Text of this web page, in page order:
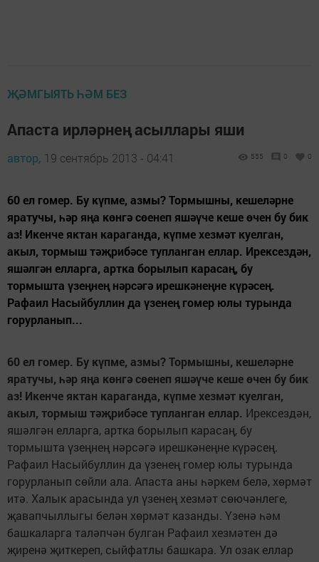
ҖӘМГЫЯТЬ ҺӘМ БЕЗ
Апаста ирләрнең асыллары яши
автор, 19 сентябрь 2013 - 04:41 555 0 0
60 ел гомер. Бу күпме, азмы? Тормышны, кешеләрне
яратучы, һәр яңа көнгә сөенеп яшәүче кеше өчен бу бик
аз! Икенче яктан караганда, күпме хезмәт куелган,
акыл, тормыш тәҗрибәсе тупланган еллар. Ирексездән,
яшәлгән елларга, артка борылып карасаң, бу
тормышта үзеңнең нәрсәгә ирешкәнеңне күрәсең.
Рафаил Насыйбуллин да үзенең гомер юлы турында
горурланып...
60 ел гомер. Бу күпме, азмы? Тормышны, кешеләрне
яратучы, һәр яңа көнгә сөенеп яшәүче кеше өчен бу бик
аз! Икенче яктан караганда, күпме хезмәт куелган,
акыл, тормыш тәҗрибәсе тупланган еллар. Ирексездән,
яшәлгән елларга, артка борылып карасаң, бу
тормышта үзеңнең нәрсәгә ирешкәнеңне күрәсең.
Рафаил Насыйбуллин да үзенең гомер юлы турында
горурланып сөйли ала. Апаста аны һәркем белә, хөрмәт
итә. Халык арасында ул үзенең хезмәт сөючәнлеге,
җавапчыллыгы белән хөрмәт казанды. Үзенә һәм
башкаларга таләпчән булган Рафаил хезмәтен дә
җиренә җиткереп, сыйфатлы башкара. Ул озак еллар